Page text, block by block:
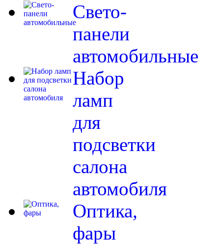
Свето-
панели
автомобильные
Набор
ламп
для
подсветки
салона
автомобиля
Оптика,
фары